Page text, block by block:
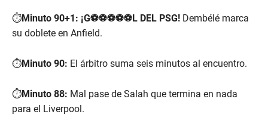
⏱️Minuto 90+1: ¡G⚽⚽⚽⚽⚽L DEL PSG! Dembélé marca
su doblete en Anfield.
⏱️Minuto 90: El árbitro suma seis minutos al encuentro.
⏱️Minuto 88: Mal pase de Salah que termina en nada
para el Liverpool.